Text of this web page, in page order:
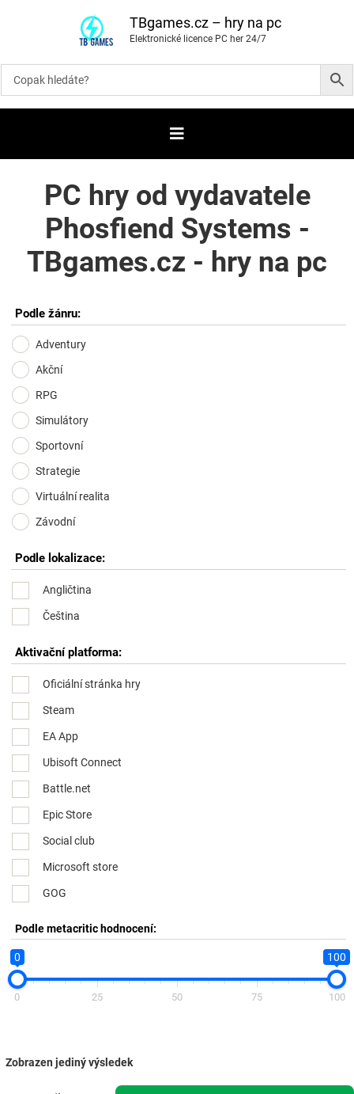
o
i
t
b
TBgames.cz – hry na pc
Elektronické licence PC her 24/7
PC hry od vydavatele
Phosfiend Systems -
TBgames.cz - hry na pc
Podle žánru:
Adventury
Akční
RPG
Simulátory
Sportovní
Strategie
Virtuální realita
Závodní
Podle lokalizace:
Angličtina
Čeština
Aktivační platforma:
Oficiální stránka hry
Steam
EA App
Ubisoft Connect
Battle.net
Epic Store
Social club
Microsoft store
GOG
Podle metacritic hodnocení:
0 100
0 25 50 75 100
Zobrazen jediný výsledek